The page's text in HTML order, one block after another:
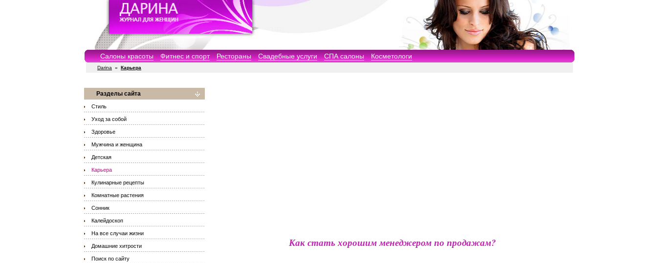
Салоны красоты Фитнес и спорт Рестораны Свадебные услуги СПА салоны Косметологи
Darina » Карьера
Разделы сайта
Стиль
Уход за собой
Здоровье
Мужчина и женщина
Детская
Карьера
Кулинарные рецепты
Комнатные растения
Сонник
Калейдоскоп
На все случаи жизни
Домашние хитрости
Поиск по сайту
Как стать хорошим менеджером по продажам?